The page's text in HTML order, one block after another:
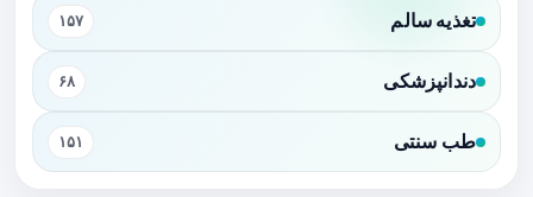
تغذیه سالم ۱۵۷
دندانپزشکی ۶۸
طب سنتی ۱۵۱